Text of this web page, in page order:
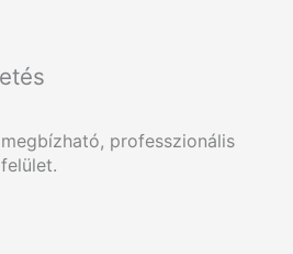
professzionális